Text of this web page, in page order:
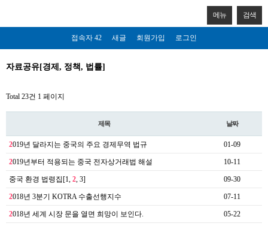
메뉴 검색
접속자 42 새글 회원가입 로그인
자료공유[경제, 정책, 법률]
Total 23건 1 페이지
제목 날짜
2019년 달라지는 중국의 주요 경제무역 법규 01-09
2019년부터 적용되는 중국 전자상거래법 해설 10-11
중국 환경 법령집[1, 2, 3] 09-30
2018년 3분기 KOTRA 수출선행지수 07-11
2018년 세계 시장 문을 열면 희망이 보인다. 05-22